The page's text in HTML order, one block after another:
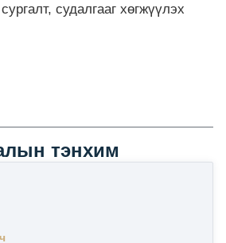
судалгааг хөгжүүлэх
тэнхим